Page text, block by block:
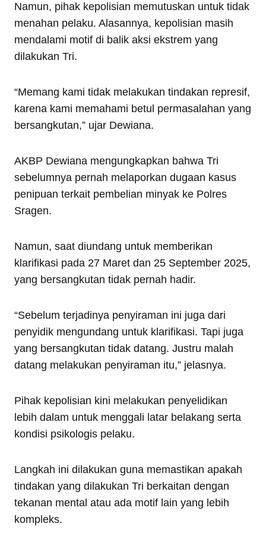
Namun, pihak kepolisian memutuskan untuk tidak
menahan pelaku. Alasannya, kepolisian masih
mendalami motif di balik aksi ekstrem yang
dilakukan Tri.
“Memang kami tidak melakukan tindakan represif,
karena kami memahami betul permasalahan yang
bersangkutan,” ujar Dewiana.
AKBP Dewiana mengungkapkan bahwa Tri
sebelumnya pernah melaporkan dugaan kasus
penipuan terkait pembelian minyak ke Polres
Sragen.
Namun, saat diundang untuk memberikan
klarifikasi pada 27 Maret dan 25 September 2025,
yang bersangkutan tidak pernah hadir.
“Sebelum terjadinya penyiraman ini juga dari
penyidik mengundang untuk klarifikasi. Tapi juga
yang bersangkutan tidak datang. Justru malah
datang melakukan penyiraman itu,” jelasnya.
Pihak kepolisian kini melakukan penyelidikan
lebih dalam untuk menggali latar belakang serta
kondisi psikologis pelaku.
Langkah ini dilakukan guna memastikan apakah
tindakan yang dilakukan Tri berkaitan dengan
tekanan mental atau ada motif lain yang lebih
kompleks.